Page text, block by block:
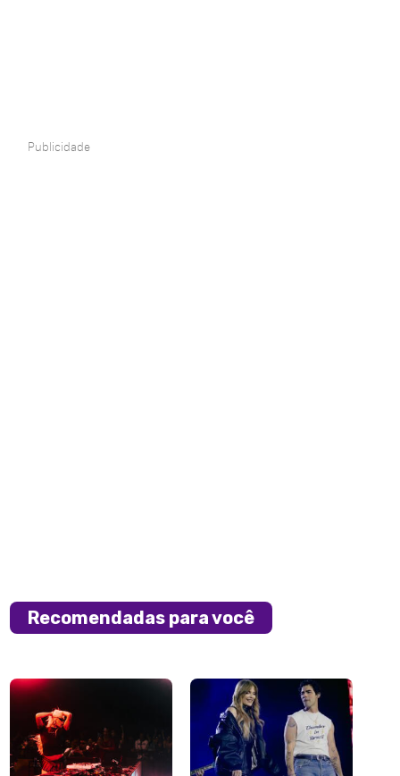
Publicidade
Recomendadas para você